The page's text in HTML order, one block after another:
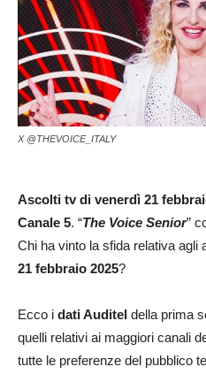
X @THEVOICE_ITALY
Ascolti tv di venerdì 21
Canale 5. “The Voice Senior”
Chi ha vinto la sfida relativa agli
21 febbraio 2025?
Ecco i dati Auditel della prima
quelli relativi ai maggiori canali
tutte le preferenze del pubblico